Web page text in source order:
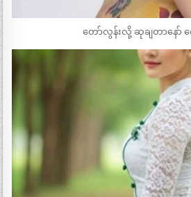
တော်လွန်းလို့ ဆုချတာနော်